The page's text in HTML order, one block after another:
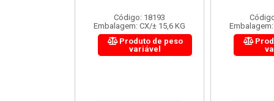
Código: 18299
Embalagem: CX/± 14,4 KG
Produto de peso
variável
Embalagem: